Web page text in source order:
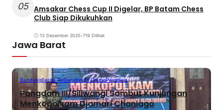
05 Amsakar Chess Cup II Digelar, BP Batam Chess
Club Siap Dikukuhkan
13 Desember 2025•719 Dilihat
Jawa Barat
BandungBerita TerbaruBerita UtamaPeristiwa
Pangdam III/Siliwangi Sambut Kunjungan
Menkopolkam Djamari Chaniago